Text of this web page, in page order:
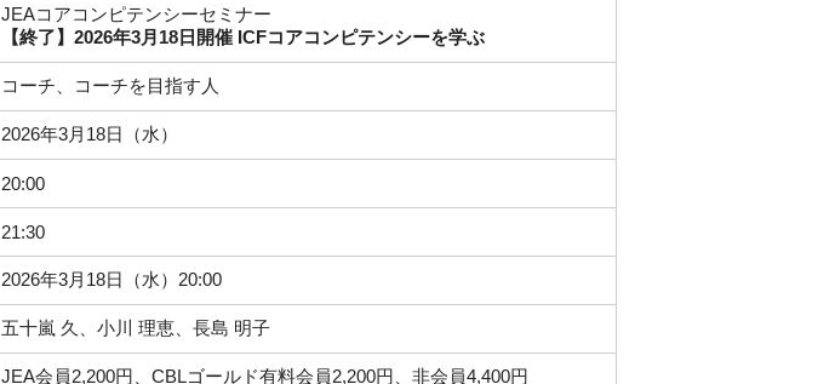
JEAコアコンピテンシーセミナー
【終了】2026年3月18日開催 ICFコアコンピテンシーを学ぶ
コーチ、コーチを目指す人
2026年3月18日（水）
20:00
21:30
2026年3月18日（水）20:00
五十嵐 久、小川 理恵、長島 明子
JEA会員2,200円、CBLゴールド有料会員2,200円、非会員4,400円